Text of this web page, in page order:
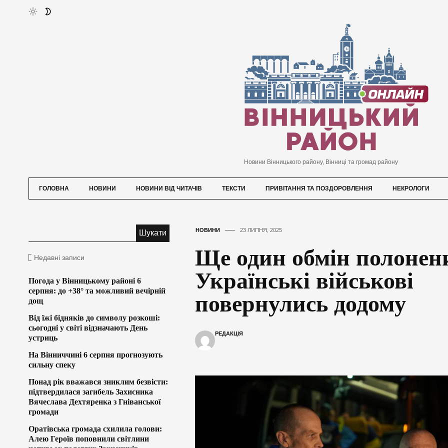
Новини Вінницького району, Вінниці та громад району
ГОЛОВНА НОВИНИ НОВИНИ ВІД ЧИТАЧІВ ТЕКСТИ ПРИВІТАННЯ ТА ПОЗДОРОВЛЕННЯ НЕКРОЛОГИ
НОВИНИ 23 ЛИПНЯ, 2025
Ще один обмін
Українські військові
повернулись додому
РЕДАКЦІЯ
Недавні записи
Погода у Вінницькому районі 6
серпня: до +38° та можливий вечірній
дощ
Від їжі бідняків до символу розкоші:
сьогодні у світі відзначають День
устриць
На Вінниччині 6 серпня прогнозують
сильну спеку
Понад рік вважався зниклим безвісти:
підтвердилася загибель Захисника
Вячеслава Дехтяренка з Гніванської
громади
Оратівська громада схилила голови:
Алею Героїв поповнили світлини